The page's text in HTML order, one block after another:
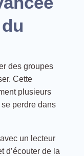
des groupes
Cette
plusieurs
perdre dans
un lecteur
d’écouter de la